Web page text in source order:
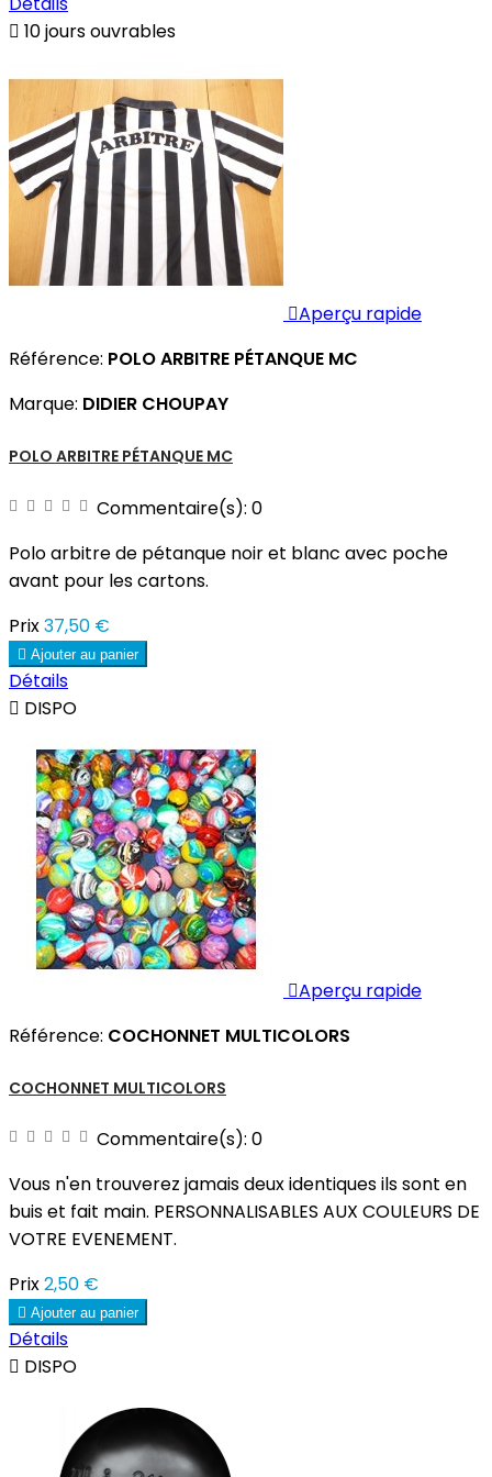
 10 jours ouvrables
Aperçu rapide
Référence: POLO ARBITRE PÉTANQUE MC
Marque: DIDIER CHOUPAY
POLO ARBITRE PÉTANQUE MC
Commentaire(s): 0
Polo arbitre de pétanque noir et blanc avec poche
avant pour les cartons.
Prix37,50 €
 Ajouter au panier
Détails
 DISPO
Aperçu rapide
Référence: COCHONNET MULTICOLORS
COCHONNET MULTICOLORS
Commentaire(s): 0
Vous n'en trouverez jamais deux identiques ils sont en
buis et fait main. PERSONNALISABLES AUX COULEURS DE
VOTRE EVENEMENT.
Prix2,50 €
 Ajouter au panier
Détails
 DISPO